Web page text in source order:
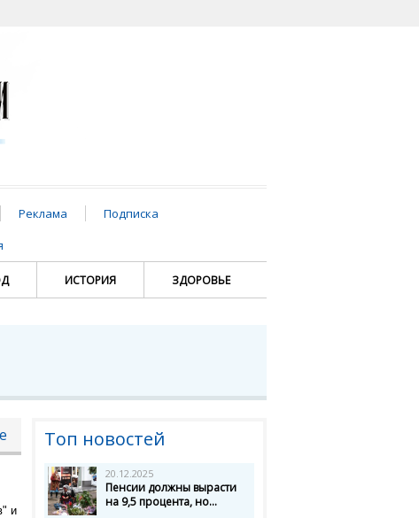
Реклама
Подписка
ИСТОРИЯ ЗДОРОВЬЕ
и
Топ новостей
20.12.2025
Пенсии должны вырасти
на 9,5 процента, но...